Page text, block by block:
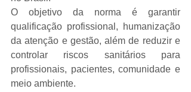
O objetivo da norma é garantir
qualificação profissional, humanização
da atenção e gestão, além de reduzir e
controlar riscos sanitários para
profissionais, pacientes, comunidade e
meio ambiente.